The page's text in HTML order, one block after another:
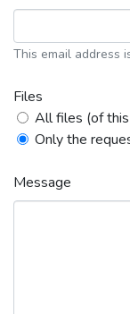
This email address
Files
All files (of
Only the
Message